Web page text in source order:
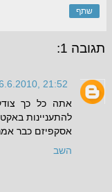
שתף
תגובה 1:
21:52
אתה כל כך
להתעניינות
אסקפיזם כבר
השב